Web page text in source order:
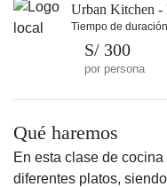
Urban Kitchen -
Tiempo de
S/ 300
por persona
Qué haremos
En esta clase de
diferentes platos,